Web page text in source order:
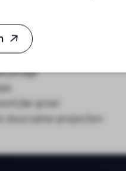
cao Bouw & Infra
groei
duurzame projecten